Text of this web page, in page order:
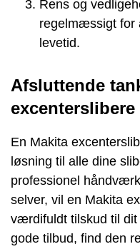
Rens og
regelmæssigt for
levetid.
Afsluttende
excenterslibere
En Makita
løsning til alle dine
professionel
selver, vil en Makita
værdifuldt tilskud til
gode tilbud, find den